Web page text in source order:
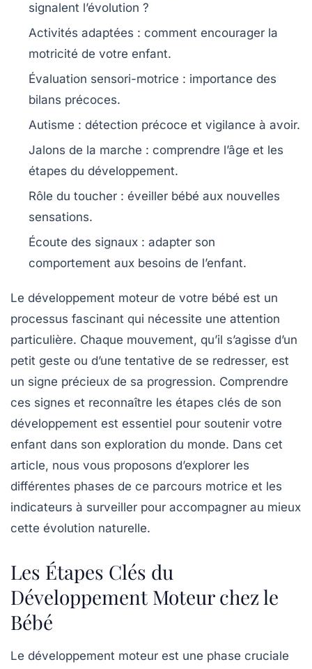
signalent l’évolution ?
Activités adaptées : comment encourager la
motricité de votre enfant.
Évaluation sensori-motrice : importance des
bilans précoces.
Autisme : détection précoce et vigilance à avoir.
Jalons de la marche : comprendre l’âge et les
étapes du développement.
Rôle du toucher : éveiller bébé aux nouvelles
sensations.
Écoute des signaux : adapter son
comportement aux besoins de l’enfant.
Le développement moteur de votre bébé est un
processus fascinant qui nécessite une attention
particulière. Chaque mouvement, qu’il s’agisse d’un
petit geste ou d’une tentative de se redresser, est
un signe précieux de sa progression. Comprendre
ces signes et reconnaître les étapes clés de son
développement est essentiel pour soutenir votre
enfant dans son exploration du monde. Dans cet
article, nous vous proposons d’explorer les
différentes phases de ce parcours motrice et les
indicateurs à surveiller pour accompagner au mieux
cette évolution naturelle.
Les Étapes Clés du
Développement Moteur chez le
Bébé
Le développement moteur est une phase cruciale